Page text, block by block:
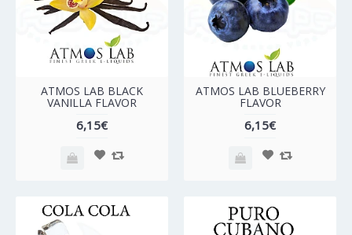
ATMOS LAB BLACK
VANILLA FLAVOR
6,15€
ATMOS LAB BLUEBERRY
FLAVOR
6,15€